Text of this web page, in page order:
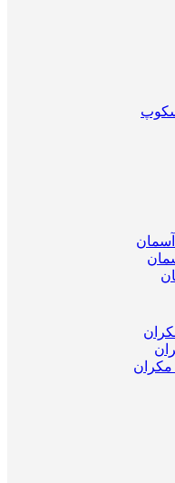
آسمان
مکران